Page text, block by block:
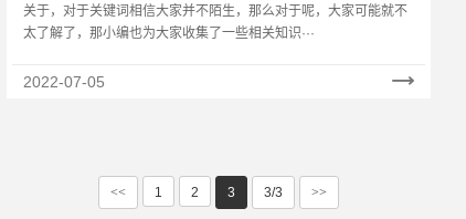
关于，对于关键词相信大家并不陌生，那么对于呢，大家可能就不
太了解了，那小编也为大家收集了一些相关知识···
2022-07-05
<< 1 2 3 3/3 >>